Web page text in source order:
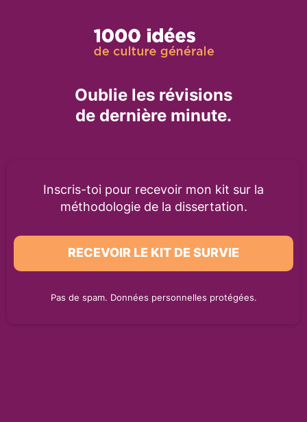
Oublie les révisions
de dernière minute.
Inscris-toi pour recevoir mon kit sur la
méthodologie de la dissertation.
RECEVOIR LE KIT DE SURVIE
Pas de spam. Données personnelles protégées.